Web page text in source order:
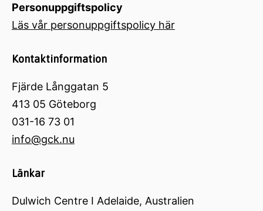
Personuppgiftspolicy
Läs vår personuppgiftspolicy här
Kontaktinformation
Fjärde Långgatan 5
413 05 Göteborg
031-16 73 01
info@gck.nu
Länkar
Dulwich Centre I Adelaide, Australien